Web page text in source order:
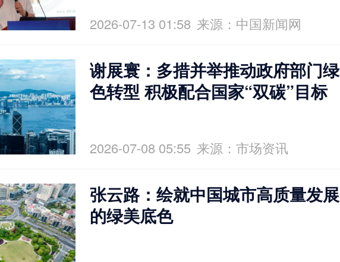
2026-07-13 01:58 来源：中国新闻网
谢展寰：多措并举推动政府部门绿
色转型 积极配合国家“双碳”目标
2026-07-08 05:55 来源：市场资讯
张云路：绘就中国城市高质量发展
的绿美底色